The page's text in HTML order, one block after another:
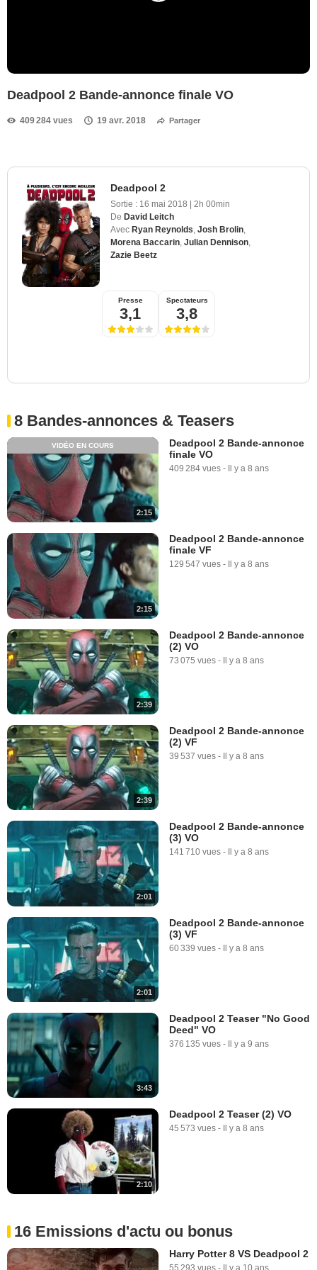
Deadpool 2 Bande-annonce finale VO
409 284 vues 19 avr. 2018 Partager
Deadpool 2
Sortie : 16 mai 2018 | 2h 00min
De David Leitch
Avec Ryan Reynolds Josh Brolin
Morena Baccarin Julian Dennison
Zazie Beetz
Presse
3,1
Spectateurs
3,8
8 Bandes-annonces & Teasers
2:15
VIDÉO EN COURS
Deadpool 2 Bande-annonce
finale VO
409 284 vues - Il y a 8 ans
2:15
Deadpool 2 Bande-annonce
finale VF
129 547 vues - Il y a 8 ans
2:39
Deadpool 2 Bande-annonce
(2) VO
73 075 vues - Il y a 8 ans
2:39
Deadpool 2 Bande-annonce
(2) VF
39 537 vues - Il y a 8 ans
2:01
Deadpool 2 Bande-annonce
(3) VO
141 710 vues - Il y a 8 ans
2:01
Deadpool 2 Bande-annonce
(3) VF
60 339 vues - Il y a 8 ans
3:43
Deadpool 2 Teaser "No Good
Deed" VO
376 135 vues - Il y a 9 ans
2:10
Deadpool 2 Teaser (2) VO
45 573 vues - Il y a 8 ans
16 Emissions d'actu ou bonus
Harry Potter 8 VS Deadpool 2
55 293 vues - Il y a 10 ans